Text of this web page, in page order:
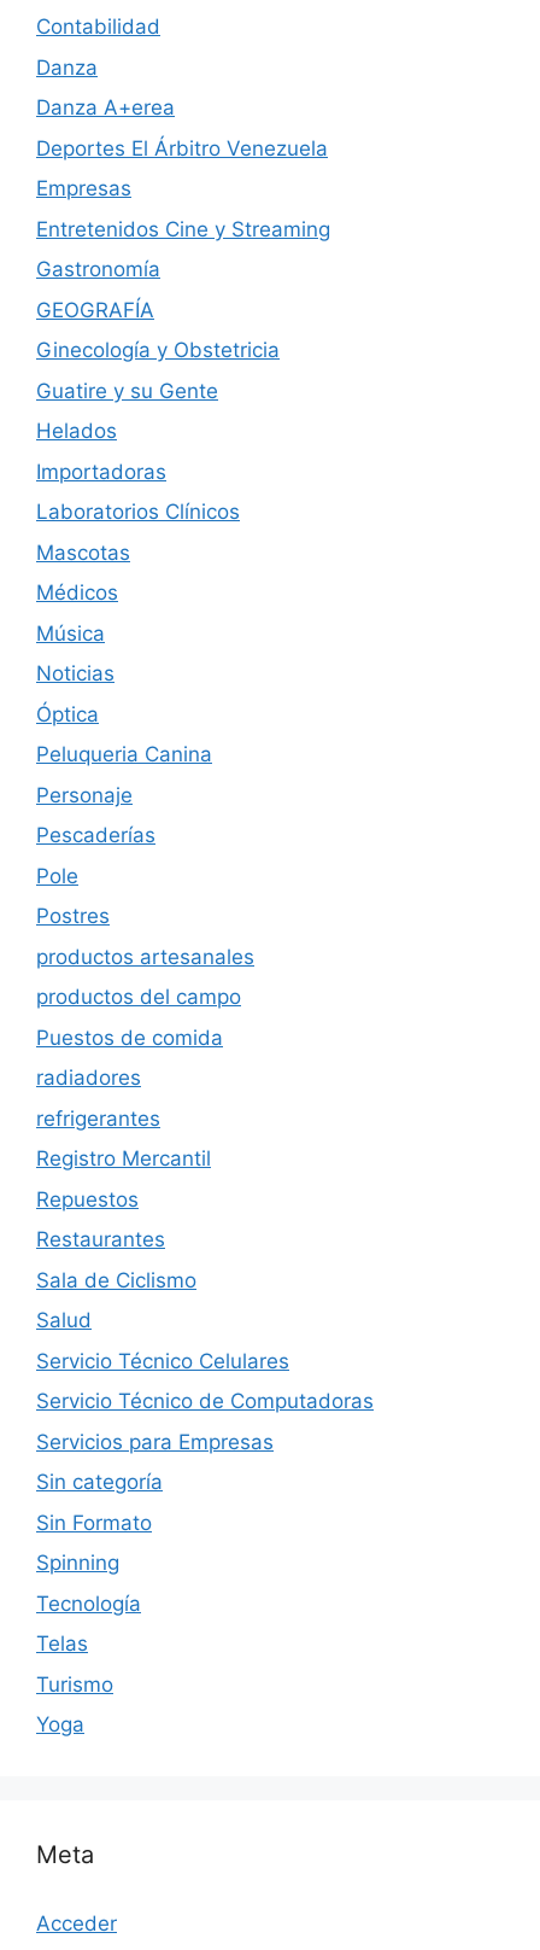
Contabilidad
Danza
Danza A+erea
Deportes El Árbitro Venezuela
Empresas
Entretenidos Cine y Streaming
Gastronomía
GEOGRAFÍA
Ginecología y Obstetricia
Guatire y su Gente
Helados
Importadoras
Laboratorios Clínicos
Mascotas
Médicos
Música
Noticias
Óptica
Peluqueria Canina
Personaje
Pescaderías
Pole
Postres
productos artesanales
productos del campo
Puestos de comida
radiadores
refrigerantes
Registro Mercantil
Repuestos
Restaurantes
Sala de Ciclismo
Salud
Servicio Técnico Celulares
Servicio Técnico de Computadoras
Servicios para Empresas
Sin categoría
Sin Formato
Spinning
Tecnología
Telas
Turismo
Yoga
Meta
Acceder